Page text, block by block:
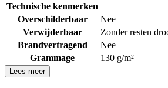
Technische kenmerken
Overschilderbaar
Nee
Verwijderbaar
Zonder resten
Brandvertragend
Nee
Grammage
130 g/m²
Lees meer